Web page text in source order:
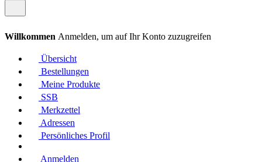
Willkommen Anmelden, um auf Ihr Konto zuzugreifen
Übersicht
Bestellungen
Meine Produkte
SSB
Merkzettel
Adressen
Persönliches Profil
Anmelden